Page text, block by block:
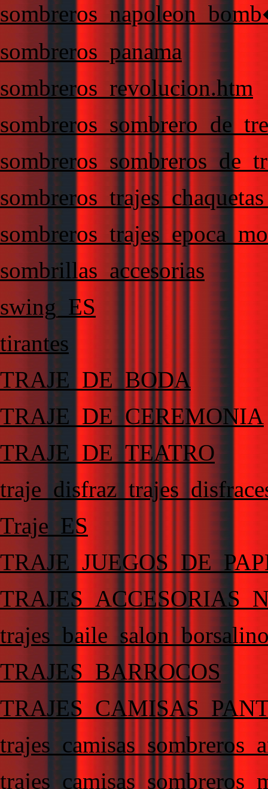
sombreros_panama
sombreros_revolucion.htm
sombrillas_accesorias
swing_ES
tirantes
TRAJE_DE_BODA
TRAJE_DE_CEREMONIA
TRAJE_DE_TEATRO
Traje_ES
TRAJES_BARROCOS